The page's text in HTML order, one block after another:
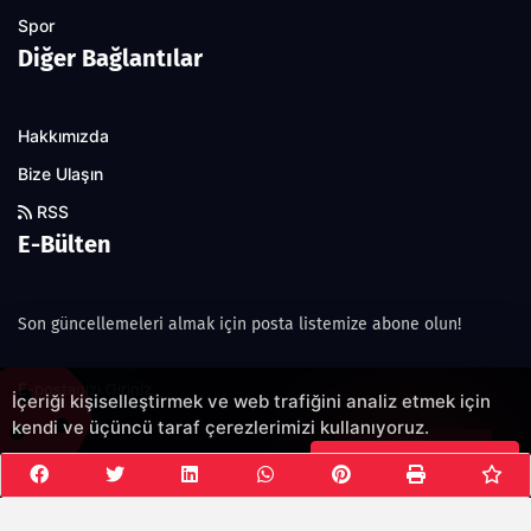
Spor
Diğer Bağlantılar
Hakkımızda
Bize Ulaşın
RSS
E-Bülten
Son güncellemeleri almak için posta listemize abone olun!
Şimdi abone olun!
İçeriği kişiselleştirmek ve web trafiğini analiz etmek için
kendi ve üçüncü taraf çerezlerimizi kullanıyoruz.
Çerezleri Kabul Et